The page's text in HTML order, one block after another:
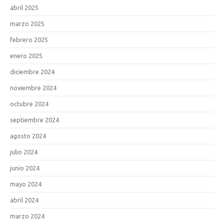
abril 2025
marzo 2025
febrero 2025
enero 2025
diciembre 2024
noviembre 2024
octubre 2024
septiembre 2024
agosto 2024
julio 2024
junio 2024
mayo 2024
abril 2024
marzo 2024